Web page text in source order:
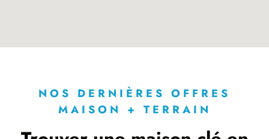
NOS DERNIÈRES OFFRES
MAISON + TERRAIN